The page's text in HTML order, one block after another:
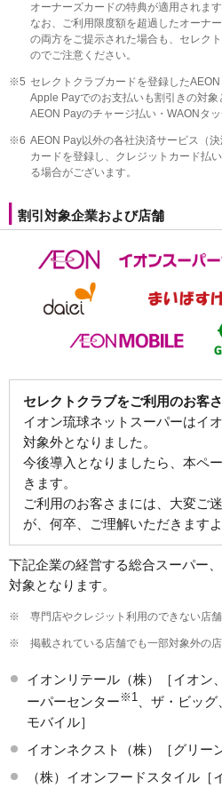
オーナーズカードの特典が適用されます
なお、ご利用限度額を超過したオーナ
の両方をご提示された場合も、セレク
のでご注意ください。
※5 セレクトクラブカードを登録した
Apple Payでのお支払いも割引きの対象
AEON Payのチャージ払い・WAONタッ
※6 AEON Pay以外の各社決済サービス（
カードを登録し、クレジットカード払
る場合がございます。
割引対象企業および店舗
セレクトクラブをご利用のお客
イオン琉球ネットスーパーはイ
対象外となりました。
今後導入となりましたら、本ペ
きます。
ご利用のお客さまには、大変ご
が、何卒、ご理解いただきます
下記企業の経営する総合スーパー
対象となります。
※ 専門店やクレジット利用のできない店
※ 掲載されている店舗でも一部対象外の店
イオンリテール（株）［イオン
ーパーセンター ※1
、ザ・ビッ
モバイル］
イオンネクスト（株）［グリー
（株）イオンフードスタイル